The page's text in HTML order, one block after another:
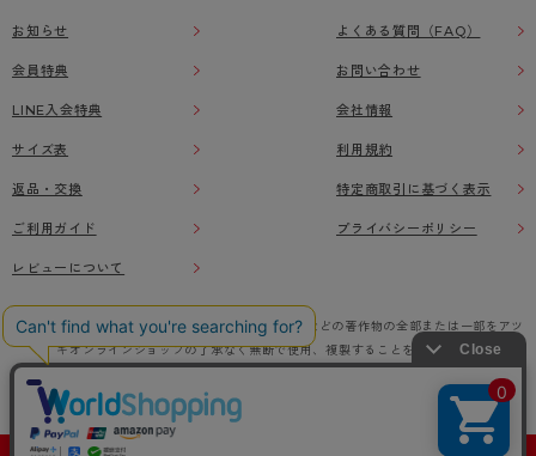
お知らせ
会員特典
LINE入会特典
サイズ表
返品・交換
ご利用ガイド
レビューについて
よくある質問（FAQ）
お問い合わせ
会社情報
利用規約
特定商取引に基づく表示
プライバシーポリシー
本ウェブサイト上に掲載されている画像、イラストなどの著作物の全部または一部をアツ
ギオンラインショップの了承なく無断で使用、複製することを禁じます。